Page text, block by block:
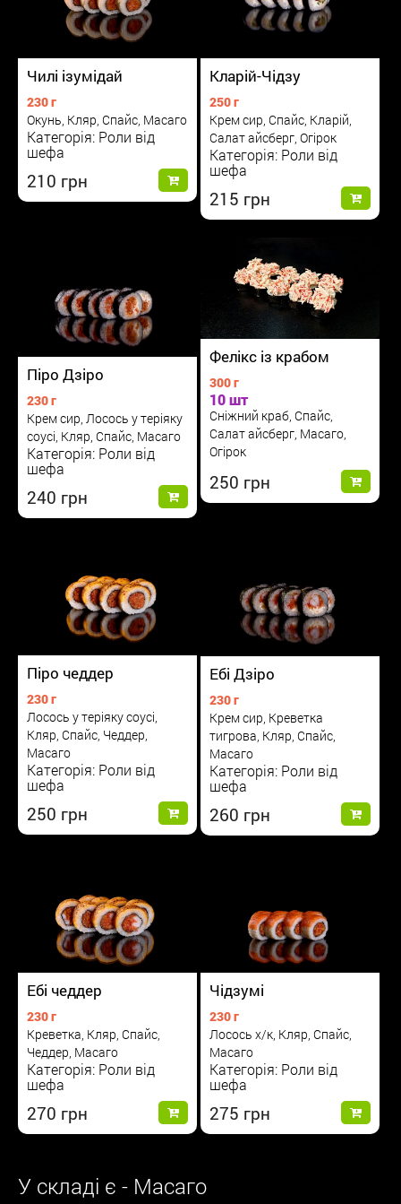
Чилі ізумідай
230 г
Окунь, Кляр, Спайс, Масаго
Категорія: Роли від
шефа
210
Кларій-Чідзу
250 г
Крем сир, Спайс, Кларій,
Салат айсберг, Огірок
Категорія: Роли від
шефа
215
Піро Дзіро
230 г
Крем сир, Лосось у теріяку
соусі, Кляр, Спайс, Масаго
Категорія: Роли від
шефа
240
Фелікс із крабом
300 г
10 шт
Сніжний краб, Спайс,
Салат айсберг, Масаго,
Огірок
250
Піро чеддер
230 г
Лосось у теріяку соусі,
Кляр, Спайс, Чеддер,
Масаго
Категорія: Роли від
шефа
250
Ебі Дзіро
230 г
Крем сир, Креветка
тигрова, Кляр, Спайс,
Масаго
Категорія: Роли від
шефа
260
Ебі чеддер
230 г
Креветка, Кляр, Спайс,
Чеддер, Масаго
Категорія: Роли від
шефа
270
Чідзумі
230 г
Лосось х/к, Кляр, Спайс,
Масаго
Категорія: Роли від
шефа
275
У складі є - Масаго